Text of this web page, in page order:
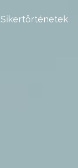
Sikertörténetek